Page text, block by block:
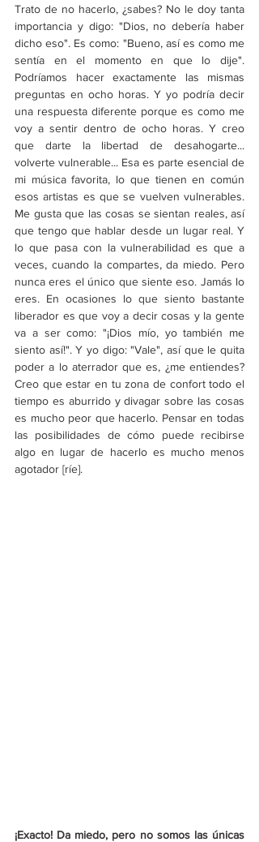
Trato de no hacerlo, ¿sabes? No le doy tanta
importancia y digo: "Dios, no debería haber
dicho eso". Es como: "Bueno, así es como me
sentía en el momento en que lo dije".
Podríamos hacer exactamente las mismas
preguntas en ocho horas. Y yo podría decir
una respuesta diferente porque es como me
voy a sentir dentro de ocho horas. Y creo
que darte la libertad de desahogarte...
volverte vulnerable... Esa es parte esencial de
mi música favorita, lo que tienen en común
esos artistas es que se vuelven vulnerables.
Me gusta que las cosas se sientan reales, así
que tengo que hablar desde un lugar real. Y
lo que pasa con la vulnerabilidad es que a
veces, cuando la compartes, da miedo. Pero
nunca eres el único que siente eso. Jamás lo
eres. En ocasiones lo que siento bastante
liberador es que voy a decir cosas y la gente
va a ser como: "¡Dios mío, yo también me
siento así!". Y yo digo: "Vale", así que le quita
poder a lo aterrador que es, ¿me entiendes?
Creo que estar en tu zona de confort todo el
tiempo es aburrido y divagar sobre las cosas
es mucho peor que hacerlo. Pensar en todas
las posibilidades de cómo puede recibirse
algo en lugar de hacerlo es mucho menos
agotador [ríe].
¡Exacto! Da miedo, pero no somos las únicas